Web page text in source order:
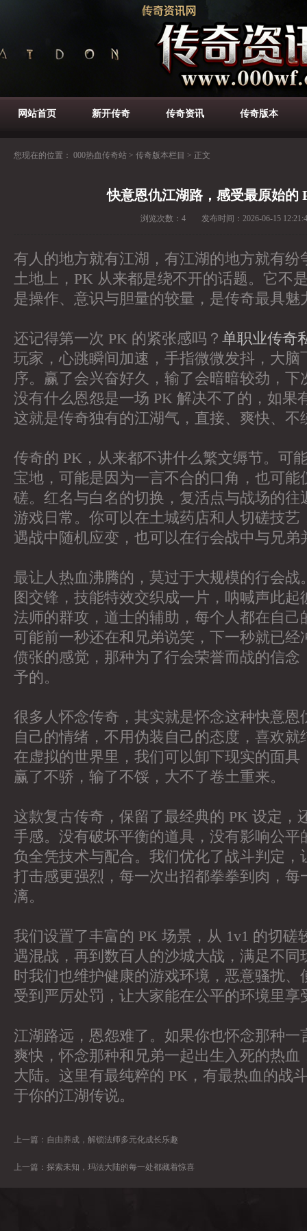
网站首页 新开传奇 传奇资讯 传奇版本
您现在的位置： 000热血传奇站 > 传奇版本栏目 > 正文
快意恩仇江湖路，感受最原始的
浏览次数： 4 发布时间： 2026-06-15
有人的地方就有江湖，有江湖的地方就有纷
土地上，PK 从来都是绕不开的话题。它不
是操作、意识与胆量的较量，是传奇最具魅
还记得第一次 PK 的紧张感吗？ 单职业传奇
玩家，心跳瞬间加速，手指微微发抖，大脑
序。赢了会兴奋好久，输了会暗暗较劲，下
没有什么恩怨是一场 PK 解决不了的，如果
这就是传奇独有的江湖气，直接、爽快、不
传奇的 PK，从来都不讲什么繁文缛节。可
宝地，可能是因为一言不合的口角，也可能
磋。红名与白名的切换，复活点与战场的往
游戏日常。你可以在土城药店和人切磋技艺
遇战中随机应变，也可以在行会战中与兄弟
最让人热血沸腾的，莫过于大规模的行会战
图交锋，技能特效交织成一片，呐喊声此起
法师的群攻，道士的辅助，每个人都在自己
可能前一秒还在和兄弟说笑，下一秒就已经
偾张的感觉，那种为了行会荣誉而战的信念
予的。
很多人怀念传奇，其实就是怀念这种快意恩
自己的情绪，不用伪装自己的态度，喜欢就
在虚拟的世界里，我们可以卸下现实的面具
赢了不骄，输了不馁，大不了卷土重来。
这款复古传奇，保留了最经典的 PK 设定，
手感。没有破坏平衡的道具，没有影响公平
负全凭技术与配合。我们优化了战斗判定，
打击感更强烈，每一次出招都拳拳到肉，每
漓。
我们设置了丰富的 PK 场景，从 1v1 的切磋
遇混战，再到数百人的沙城大战，满足不同
时我们也维护健康的游戏环境，恶意骚扰、
受到严厉处罚，让大家能在公平的环境里享
江湖路远，恩怨难了。如果你也怀念那种一
爽快，怀念那种和兄弟一起出生入死的热血
大陆。这里有最纯粹的 PK，有最热血的战
于你的江湖传说。
上一篇： 自由养成，解锁法师多元化成长乐趣
上一篇： 探索未知，玛法大陆的每一处都藏着惊喜